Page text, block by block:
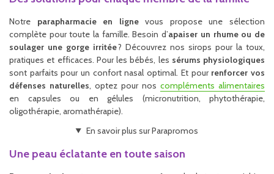
Notre parapharmacie en lignevous propose une sélection
complète pour toute la famille. Besoin d’apaiser un rhume ou de
soulager une gorge irritée? Découvrez nos sirops pour la toux,
pratiques et efficaces. Pour les bébés, les sérums physiologiques
sont parfaits pour un confort nasal optimal. Et pour renforcer vos
défenses naturelles, optez pour nos compléments alimentaires
en capsules ou en gélules (micronutrition, phytothérapie,
oligothérapie, aromathérapie).
En savoir plus sur Parapromos
Une peau éclatante en toute saison